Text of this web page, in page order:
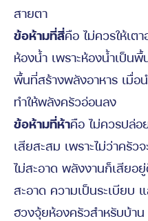
สายตา
ข้อห้ามที่สี่คือ ไม่ควรให้เต
ห้องน้ำ เพราะห้องน้ำเป็น
พื้นที่สร้างพลังอาหาร เมื่อ
ทำให้พลังครัวอ่อนลง
ข้อห้ามที่ห้าคือ ไม่ควรปล่อ
เสียสะสม เพราะไม่ว่าครั
ไม่สะอาด พลังงานก็เสียอ
สะอาด ความเป็นระเบียบ
ฮวงจุ้ยห้องครัวสำหรับบ้าน